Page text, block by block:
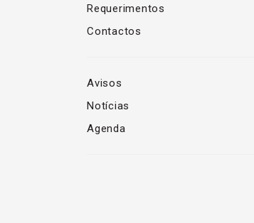
Requerimentos
Contactos
Avisos
Notícias
Agenda